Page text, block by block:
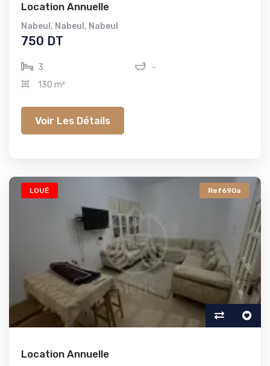
Location Annuelle
Nabeul , Nabeul , Nabeul
750 DT
3
-
130 m²
Voir Les Détails
LOUÉ Ref690a
Location Annuelle